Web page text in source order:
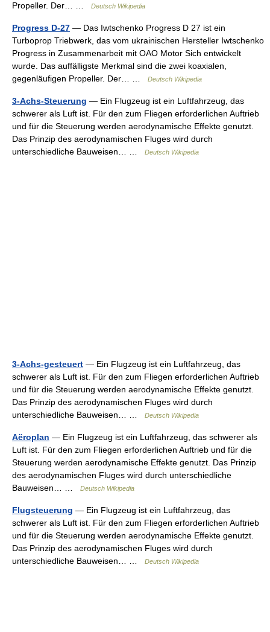
Propeller. Der… …
Deutsch Wikipedia
Progress D-27 — Das Iwtschenko Progress D 27 ist ein
Turboprop Triebwerk, das vom ukrainischen Hersteller Iwtschenko
Progress in Zusammenarbeit mit OAO Motor Sich entwickelt
wurde. Das auffälligste Merkmal sind die zwei koaxialen,
gegenläufigen Propeller. Der… …
Deutsch Wikipedia
3-Achs-Steuerung — Ein Flugzeug ist ein Luftfahrzeug, das
schwerer als Luft ist. Für den zum Fliegen erforderlichen Auftrieb
und für die Steuerung werden aerodynamische Effekte genutzt.
Das Prinzip des aerodynamischen Fluges wird durch
unterschiedliche Bauweisen… …
Deutsch Wikipedia
3-Achs-gesteuert — Ein Flugzeug ist ein Luftfahrzeug, das
schwerer als Luft ist. Für den zum Fliegen erforderlichen Auftrieb
und für die Steuerung werden aerodynamische Effekte genutzt.
Das Prinzip des aerodynamischen Fluges wird durch
unterschiedliche Bauweisen… …
Deutsch Wikipedia
Aëroplan — Ein Flugzeug ist ein Luftfahrzeug, das schwerer als
Luft ist. Für den zum Fliegen erforderlichen Auftrieb und für die
Steuerung werden aerodynamische Effekte genutzt. Das Prinzip
des aerodynamischen Fluges wird durch unterschiedliche
Bauweisen… …
Deutsch Wikipedia
Flugsteuerung — Ein Flugzeug ist ein Luftfahrzeug, das
schwerer als Luft ist. Für den zum Fliegen erforderlichen Auftrieb
und für die Steuerung werden aerodynamische Effekte genutzt.
Das Prinzip des aerodynamischen Fluges wird durch
unterschiedliche Bauweisen… …
Deutsch Wikipedia